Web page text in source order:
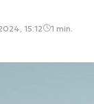
15:12 1 min.